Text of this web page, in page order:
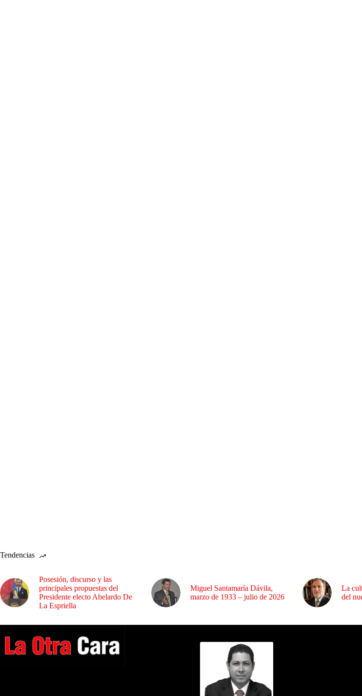
Tendencias
Posesión, discurso y las
principales propuestas del
Presidente electo Abelardo De
La Espriella
Miguel Santamaría Dávila,
marzo de 1933 – julio de 2026
La
del